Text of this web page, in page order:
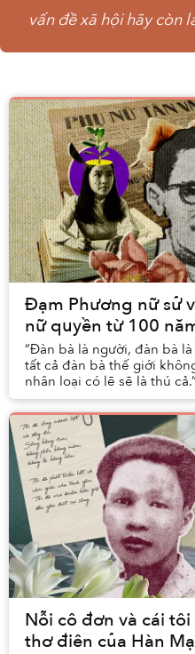
vấn đề xã hội hãy còn
Đạm Phương nữ sử
nữ quyền từ 100
“Đàn bà là người, đàn bà
tất cả đàn bà thế giới
nhân loại có lẽ sẽ là thú cả.”
Nỗi cô đơn và cái
thơ điên của Hàn